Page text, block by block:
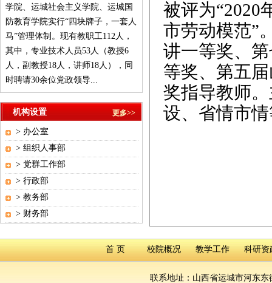
被评为“2020
市劳动模范”
讲一等奖、
等奖、第五
奖指导教师
设、省情市
学院、运城社会主义学院、运城国
防教育学院实行“四块牌子，一套人
马”管理体制。现有教职工112人，
其中，专业技术人员53人（教授6
人，副教授18人，讲师18人），同
时聘请30余位党政领导...
机构设置 更多>>
> 办公室
> 组织人事部
> 党群工作部
> 行政部
> 教务部
> 财务部
首 页 校院概况 教学工作 科研资
联系地址：山西省运城市河东东